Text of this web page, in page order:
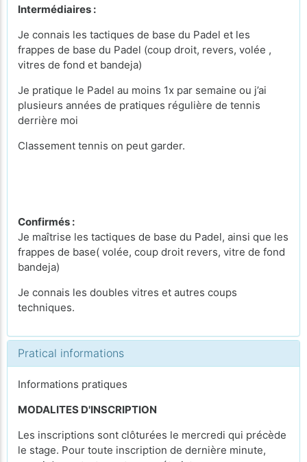
Intermédiaires :
Je connais les tactiques de base du Padel et les
frappes de base du Padel (coup droit, revers, volée ,
vitres de fond et bandeja)
Je pratique le Padel au moins 1x par semaine ou j’ai
plusieurs années de pratiques régulière de tennis
derrière moi
Classement tennis on peut garder.
Confirmés :
Je maîtrise les tactiques de base du Padel, ainsi que les
frappes de base( volée, coup droit revers, vitre de fond
bandeja)
Je connais les doubles vitres et autres coups
techniques.
Pratical informations
Informations pratiques
MODALITES D'INSCRIPTION
Les inscriptions sont clôturées le mercredi qui précède
le stage. Pour toute inscription de dernière minute,